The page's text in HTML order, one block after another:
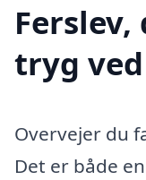
tryg ved
Overvejer du
Det er både